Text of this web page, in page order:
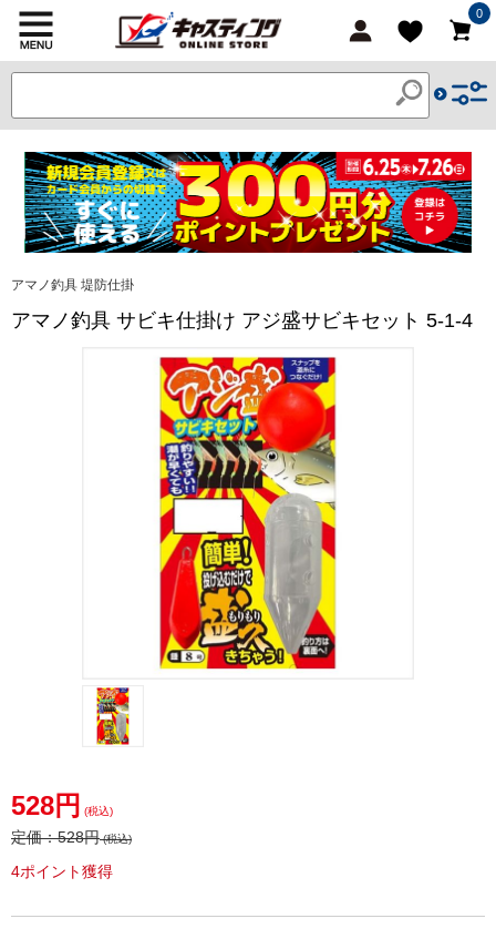
0
アマノ釣具 堤防仕掛
アマノ釣具 サビキ仕掛け アジ盛サビキセット 5-1-4
528円 (税込)
定価：528円(税込)
4ポイント獲得